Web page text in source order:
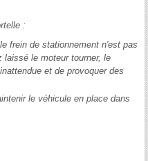
:
frein de stationnement n'est pas
le moteur tourner, le
et de provoquer des
le véhicule en place dans